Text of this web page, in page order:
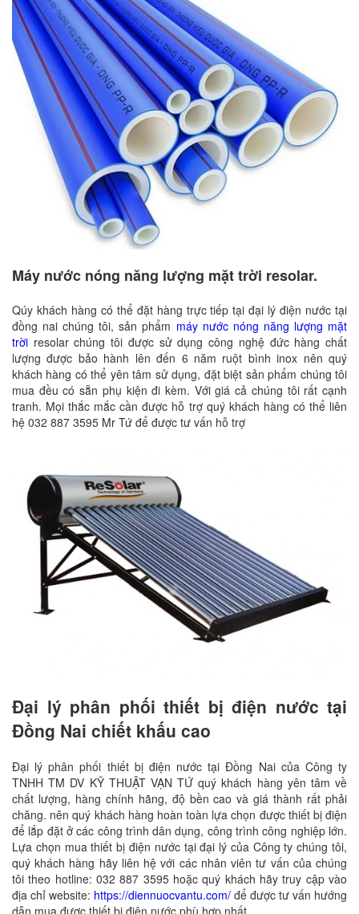
Máy nước nóng năng lượng mặt trời resolar.
Qúy khách hàng có thể đặt hàng trực tiếp tại đại lý điện nước tại
đồng nai chúng tôi, sản phẩm máy nước nóng năng lượng mặt
trời resolar chúng tôi được sử dụng công nghệ đức hàng chất
lượng được bảo hành lên đến 6 năm ruột bình inox nên quý
khách hàng có thể yên tâm sử dụng, đặt biệt sản phẩm chúng tôi
mua đều có sẵn phụ kiện đi kèm. Với giá cả chúng tôi rất cạnh
tranh. Mọi thắc mắc cần được hỗ trợ quý khách hàng có thể liên
hệ 032 887 3595 Mr Tứ để được tư vấn hỗ trợ
Đại lý phân phối thiết bị điện nước tại
Đồng Nai chiết khấu cao
Đại lý phân phối thiết bị điện nước tại Đồng Nai của Công ty
TNHH TM DV KỸ THUẬT VẠN TỨ quý khách hàng yên tâm về
chất lượng, hàng chính hãng, độ bền cao và giá thành rất phải
chăng. nên quý khách hàng hoàn toàn lựa chọn được thiết bị điện
để lắp đặt ở các công trình dân dụng, công trình công nghiệp lớn.
Lựa chọn mua thiết bị điện nước tại đại lý của Công ty chúng tôi,
quý khách hàng hãy liên hệ với các nhân viên tư vấn của chúng
tôi theo hotline: 032 887 3595 hoặc quý khách hãy truy cập vào
địa chỉ website: https://diennuocvantu.com/ để được tư vấn hướng